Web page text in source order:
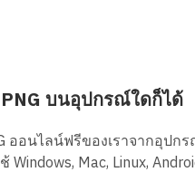
PNG บนอุปกรณ์ใดก็ได้
ออนไลน์ฟรีของเราจากอุปก
Mac, Linux,